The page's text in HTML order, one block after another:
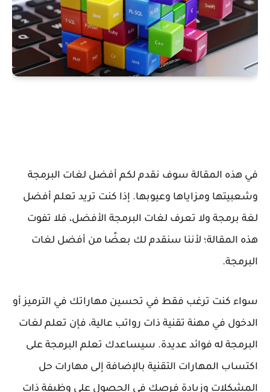
في هذه المقالة سوف نقدم لكم أفضل لغات البرمجة
وشعبيتها ومزاياها وعيوبها. إذا كنت تريد تعلم أفضل
لغة برمجة ولا تعرف لغات البرمجة الأفضل، فلا تفوت
هذه المقالة؛ لأننا سنقدم لك بعضًا من أفضل لغات
البرمجة.
سواء كنت ترغب فقط في تحسين مهاراتك في الترميز أو
الدخول في مهنة تقنية ذات رواتب عالية، فإن تعلم لغات
البرمجة له ​​فوائد عديدة. سيساعدك تعلم البرمجة على
اكتساب المهارات التقنية بالإضافة إلى مهارات حل
المشكلات وزيادة فرصك في الحصول على وظيفة ذات